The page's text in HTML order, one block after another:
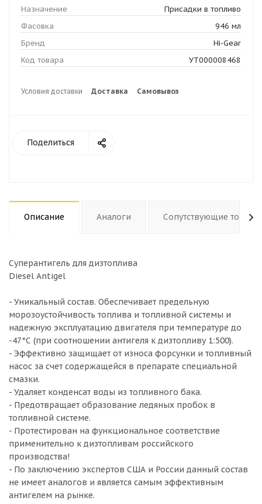
Назначение
Присадки в топливо
Фасовка
946 мл
Бренд
Hi-Gear
Код товара
УТ000008468
Условия доставки Доставка Самовывоз
Поделиться
Описание Аналоги Сопутствующие товары
Суперантигель для дизтоплива
Diesel Antigel
- Уникальный состав. Обеспечивает предельную
морозоустойчивость топлива и топливной системы и
надежную эксплуатацию двигателя при температуре до
-47°С (при соотношении антигеля к дизтопливу 1:500).
- Эффективно защищает от износа форсунки и топливный
насос за счет содержащейся в препарате специальной
смазки.
- Удаляет конденсат воды из топливного бака.
- Предотвращает образование ледяных пробок в
топливной системе.
- Протестирован на функциональное соответствие
применительно к дизтопливам российского
производства!
- По заключению экспертов США и России данный состав
не имеет аналогов и является самым эффективным
антигелем на рынке.